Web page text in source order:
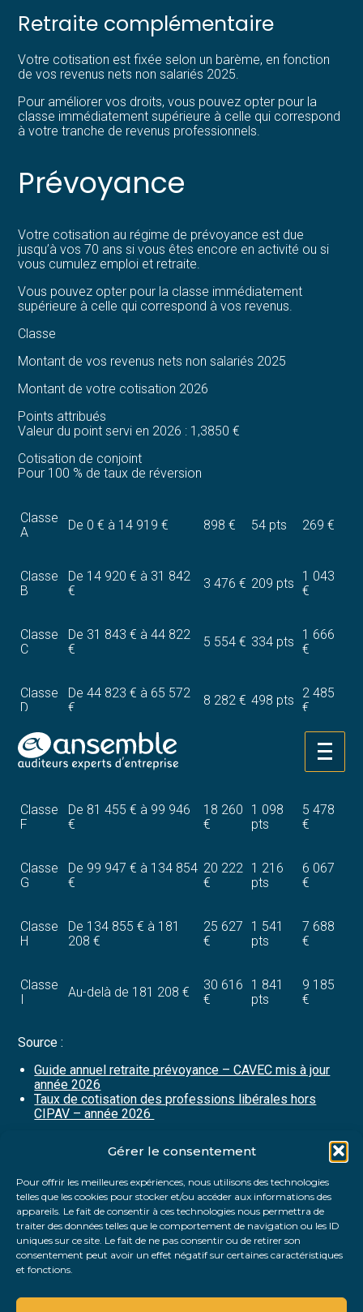
Gérer le consentement
Pour offrir les meilleures expériences, nous utilisons des technologies
telles que les cookies pour stocker et/ou accéder aux informations des
appareils. Le fait de consentir à ces technologies nous permettra de
traiter des données telles que le comportement de navigation ou les ID
uniques sur ce site. Le fait de ne pas consentir ou de retirer son
consentement peut avoir un effet négatif sur certaines caractéristiques
et fonctions.
Aller
au
Retraite complémentaire
Votre cotisation est fixée selon un barème, en fonction
de vos revenus nets non salariés 2025.
Pour améliorer vos droits, vous pouvez opter pour la
classe immédiatement supérieure à celle qui correspond
à votre tranche de revenus professionnels.
Prévoyance
Votre cotisation au régime de prévoyance est due
jusqu’à vos 70 ans si vous êtes encore en activité ou si
vous cumulez emploi et retraite.
Vous pouvez opter pour la classe immédiatement
supérieure à celle qui correspond à vos revenus.
Classe
Montant de vos revenus nets non salariés 2025
Montant de votre cotisation 2026
Points attribués
Valeur du point servi en 2026 : 1,3850 €
Cotisation de conjoint
Pour 100 % de taux de réversion
Classe
A
De 0 € à 14 919 € 898 € 54 pts 269 €
Classe
B
De 14 920 € à 31 842
€
3 476 € 209 pts
1 043
€
Classe
C
De 31 843 € à 44 822
€
5 554 € 334 pts
1 666
€
Classe
D
De 44 823 € à 65 572
€
8 282 € 498 pts
2 485
€
Classe
E
De 65 573 € à 81 454
€
3 777
Classe
F
De 81 455 € à 99 946
€
18 260
€
1 098
pts
5 478
€
Classe
G
De 99 947 € à 134 854
€
20 222
€
1 216
pts
6 067
€
Classe
H
De 134 855 € à 181
208 €
25 627
€
1 541
pts
7 688
€
Classe
I
Au-delà de 181 208 €
30 616
€
1 841
pts
9 185
€
Source :
Guide annuel retraite prévoyance – CAVEC mis à jour
année 2026
Taux de cotisation des professions libérales hors
CIPAV – année 2026
FaceBook
TwitterLinkedIn